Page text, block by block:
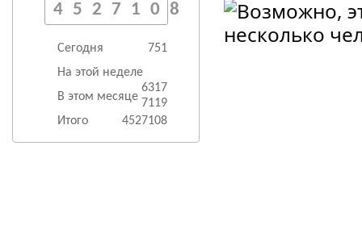
4527108
Сегодня
751
На этой неделе
6317
В этом месяце 7119
Итого
4527108